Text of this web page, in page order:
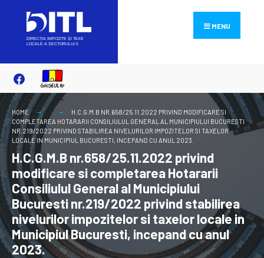
content
MENU
HOME
H.C.G.M.B NR.658/25.11.2022 PRIVIND MODIFICARE SI
COMPLETAREA HOTARARII CONSILIULUL GENERAL AL MUNICIPIULUI BUCURESTI
NR.219/2022 PRIVIND STABILIREA NIVELURILOR IMPOZITELOR SI TAXELOR
LOCALE IN MUNICIPIUL BUCURESTI, INCEPAND CU ANUL 2023.
H.C.G.M.B nr.658/25.11.2022 privind
modificare si completarea Hotararii
Consiliulul General al Municipiului
Bucuresti nr.219/2022 privind stabilirea
nivelurilor impozitelor si taxelor locale in
Municipiul Bucuresti, incepand cu anul
2023.
for: